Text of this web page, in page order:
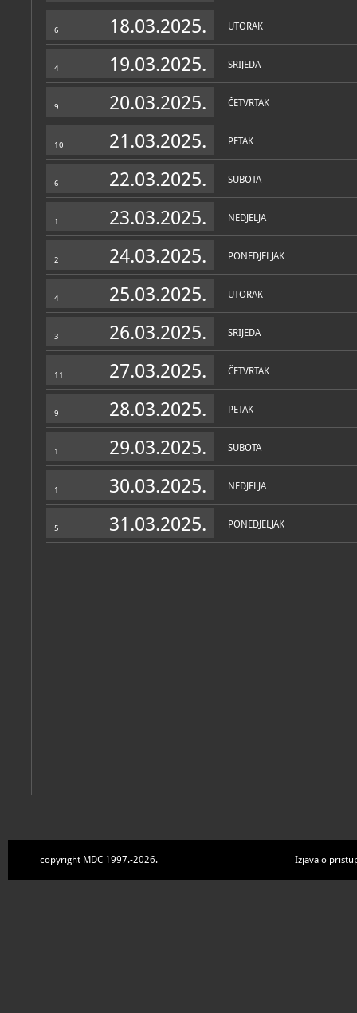
6 18.03.2025. UTORAK
4 19.03.2025. SRIJEDA
9 20.03.2025. ČETVRTAK
10 21.03.2025. PETAK
6 22.03.2025. SUBOTA
1 23.03.2025. NEDJELJA
2 24.03.2025. PONEDJELJAK
4 25.03.2025. UTORAK
3 26.03.2025. SRIJEDA
11 27.03.2025. ČETVRTAK
9 28.03.2025. PETAK
1 29.03.2025. SUBOTA
1 30.03.2025. NEDJELJA
5 31.03.2025. PONEDJELJAK
copyright MDC 1997.-2026. Izjava o